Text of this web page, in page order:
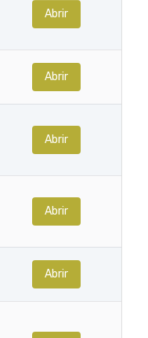
Abrir
Abrir
Abrir
Abrir
Abrir